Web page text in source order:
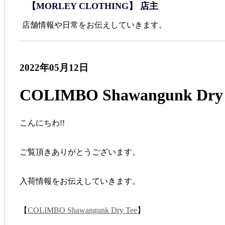
【MORLEY CLOTHING】 店主
店舗情報や日常をお伝えしていきます。
2022年05月12日
COLIMBO Shawangunk Dry
こんにちわ!!
ご覧頂きありがとうございます。
入荷情報をお伝えしていきます。
【COLIMBO Shawangunk Dry Tee】